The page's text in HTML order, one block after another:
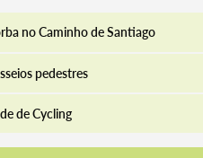
no Caminho de Santiago
pedestres
de Cycling